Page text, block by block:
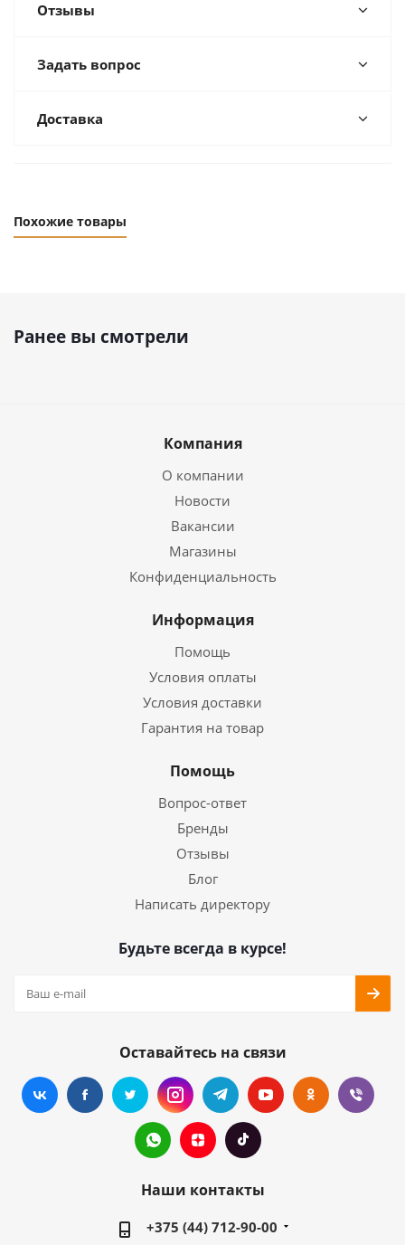
Отзывы
Задать вопрос
Доставка
Похожие товары
Ранее вы смотрели
Компания
О компании
Новости
Вакансии
Магазины
Конфиденциальность
Информация
Помощь
Условия оплаты
Условия доставки
Гарантия на товар
Помощь
Вопрос-ответ
Бренды
Отзывы
Блог
Написать директору
Будьте всегда в курсе!
Оставайтесь на связи
Наши контакты
+375 (44) 712-90-00